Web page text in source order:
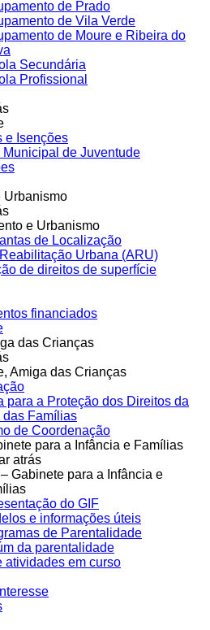
de Prado
de Vila Verde
de Moure e Ribeira do
Secundária
Profissional
e Isenções
de Juventude
Urbanismo
e Urbanismo
de Localização
Urbana (ARU)
de direitos de superfície
financiados
das Crianças
Amiga das Crianças
para a Proteção dos Direitos da
das Famílias
de Coordenação
para a Infância e Famílias
atrás
Gabinete para a Infância e
do GIF
e informações úteis
de Parentalidade
da parentalidade
atividades em curso